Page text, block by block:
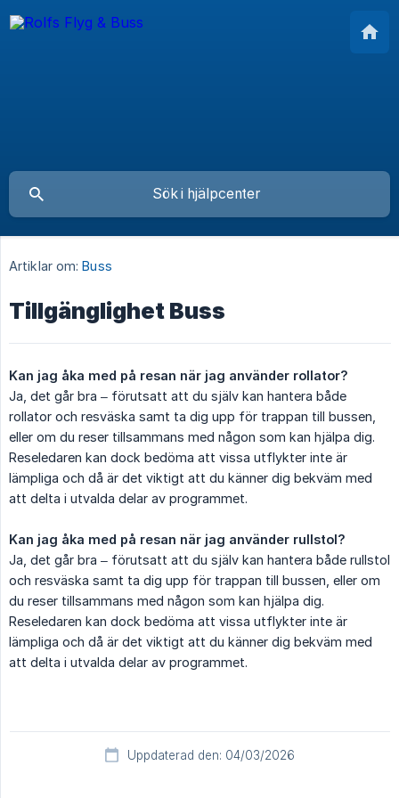
Artiklar om: Buss
Tillgänglighet Buss
Kan jag åka med på resan när jag använder rollator?
Ja, det går bra – förutsatt att du själv kan hantera både
rollator och resväska samt ta dig upp för trappan till bussen,
eller om du reser tillsammans med någon som kan hjälpa dig.
Reseledaren kan dock bedöma att vissa utflykter inte är
lämpliga och då är det viktigt att du känner dig bekväm med
att delta i utvalda delar av programmet.
Kan jag åka med på resan när jag använder rullstol?
Ja, det går bra – förutsatt att du själv kan hantera både rullstol
och resväska samt ta dig upp för trappan till bussen, eller om
du reser tillsammans med någon som kan hjälpa dig.
Reseledaren kan dock bedöma att vissa utflykter inte är
lämpliga och då är det viktigt att du känner dig bekväm med
att delta i utvalda delar av programmet.
Uppdaterad den: 04/03/2026